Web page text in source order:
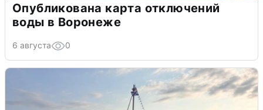
Опубликована карта отключений
воды в Воронеже
6 августа 0